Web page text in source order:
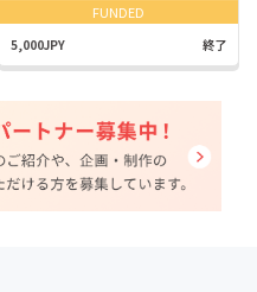
FUNDED
5,000JPY 終了